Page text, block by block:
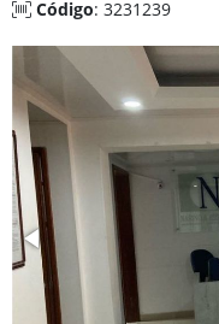
Código: 3231239